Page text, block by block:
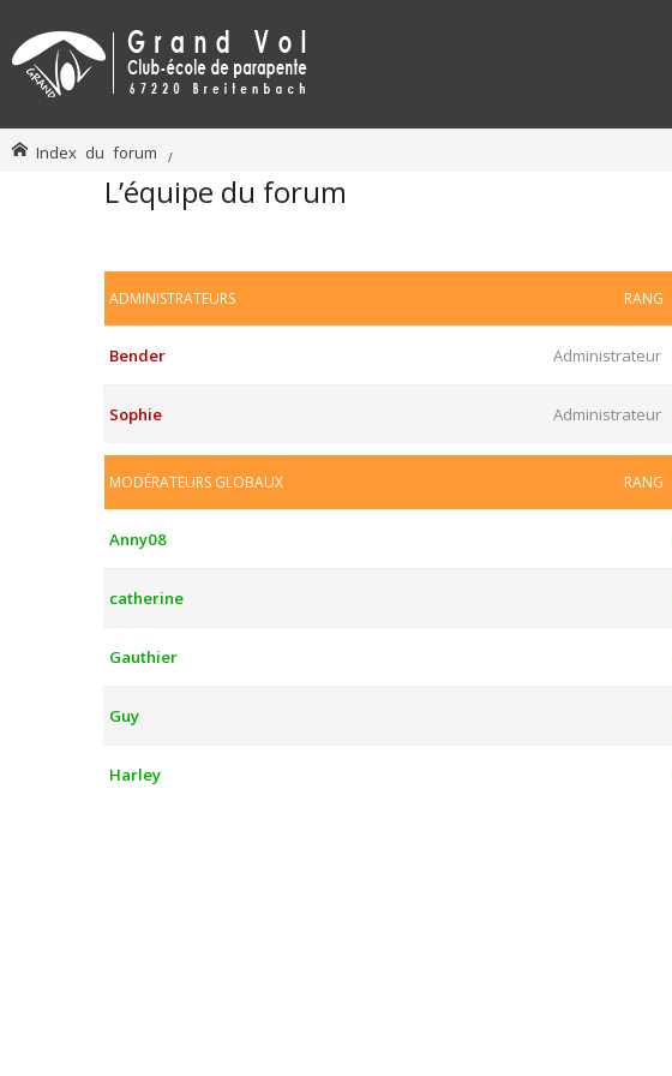
Index du forum
L’équipe du forum
RANG
ADMINISTRATEURS
Administrateur
Bender
Administrateur
Sophie
RANG
MODÉRATEURS GLOBAUX
Anny08
catherine
Gauthier
Guy
Harley